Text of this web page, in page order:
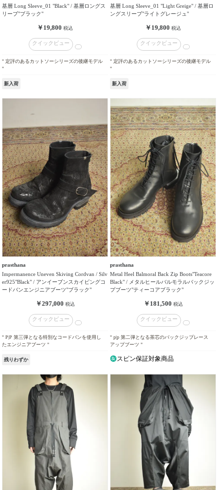
基層 Long Sleeve_01 "Black" / 基層ロングス
リーブ"ブラック"
￥19,800 税込
クイックビュー
" 定評のあるカットソーシリーズの後継モデル
"
新入荷
基層 Long Sleeve_01 "Light Greige" / 基層ロ
ングスリーブ"ライトグレージュ"
￥19,800 税込
クイックビュー
" 定評のあるカットソーシリーズの後継モデル
"
新入荷
prasthana
Impermanence Uneven Skiving Cordvan / Silv
er925"Black" / アンイーブンスカイビングコ
ードバンエンジニアブーツ"ブラック"
￥297,000 税込
クイックビュー
" P|P 第三弾となる特別なコードバンを使用し
たエンジニアブーツ "
残りわずか
prasthana
Metal Heel Balmoral Back Zip Boots"Teacore
Black" / メタルヒールバルモラルバックジッ
プブーツ"ティーコアブラック"
￥181,500 税込
クイックビュー
" p|p 第二弾となる茶芯のバックジップレース
アップブーツ "
スピン保証対象商品